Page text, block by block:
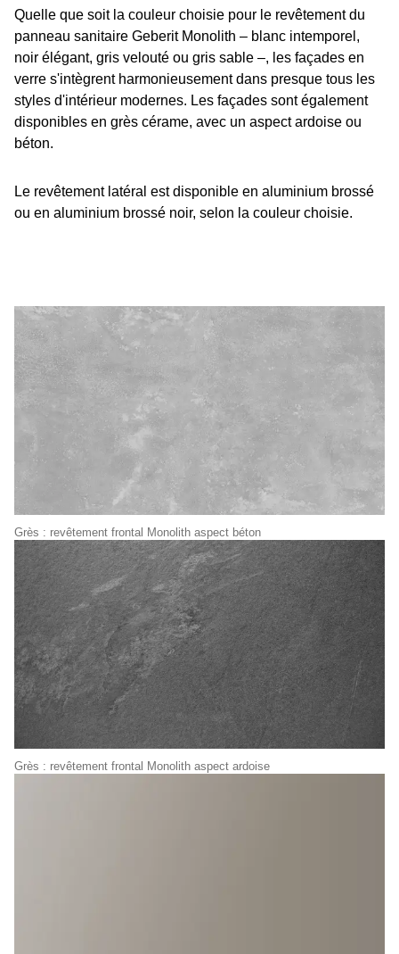
Quelle que soit la couleur choisie pour le revêtement du
panneau sanitaire Geberit Monolith – blanc intemporel,
noir élégant, gris velouté ou gris sable –, les façades en
verre s'intègrent harmonieusement dans presque tous les
styles d'intérieur modernes. Les façades sont également
disponibles en grès cérame, avec un aspect ardoise ou
béton.
Le revêtement latéral est disponible en aluminium brossé
ou en aluminium brossé noir, selon la couleur choisie.
Grès : revêtement frontal Monolith aspect béton
Grès : revêtement frontal Monolith aspect ardoise